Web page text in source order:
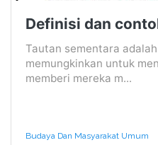
Definisi dan
Tautan sementara
memungkinkan untuk
memberi mereka m...
Budaya Dan Masyarakat Umum